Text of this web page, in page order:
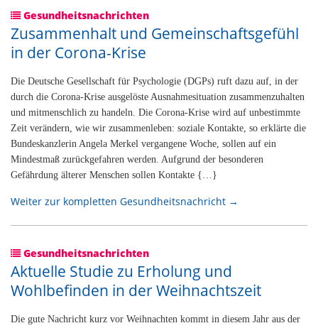
Gesundheitsnachrichten
Zusammenhalt und Gemeinschaftsgefühl
in der Corona-Krise
Die Deutsche Gesellschaft für Psychologie (DGPs) ruft dazu auf, in der
durch die Corona-Krise ausgelöste Ausnahmesituation zusammenzuhalten
und mitmenschlich zu handeln. Die Corona-Krise wird auf unbestimmte
Zeit verändern, wie wir zusammenleben: soziale Kontakte, so erklärte die
Bundeskanzlerin Angela Merkel vergangene Woche, sollen auf ein
Mindestmaß zurückgefahren werden. Aufgrund der besonderen
Gefährdung älterer Menschen sollen Kontakte {…}
Weiter zur kompletten Gesundheitsnachricht →
Gesundheitsnachrichten
Aktuelle Studie zu Erholung und
Wohlbefinden in der Weihnachtszeit
Die gute Nachricht kurz vor Weihnachten kommt in diesem Jahr aus der